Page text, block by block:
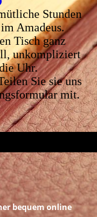
Stunden
Amadeus.
Tisch ganz
unkompliziert
Uhr.
Sie sie uns
mit.
bequem online